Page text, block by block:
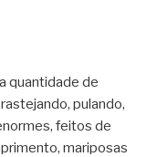
quantidade de
pulando,
feitos de
mariposas